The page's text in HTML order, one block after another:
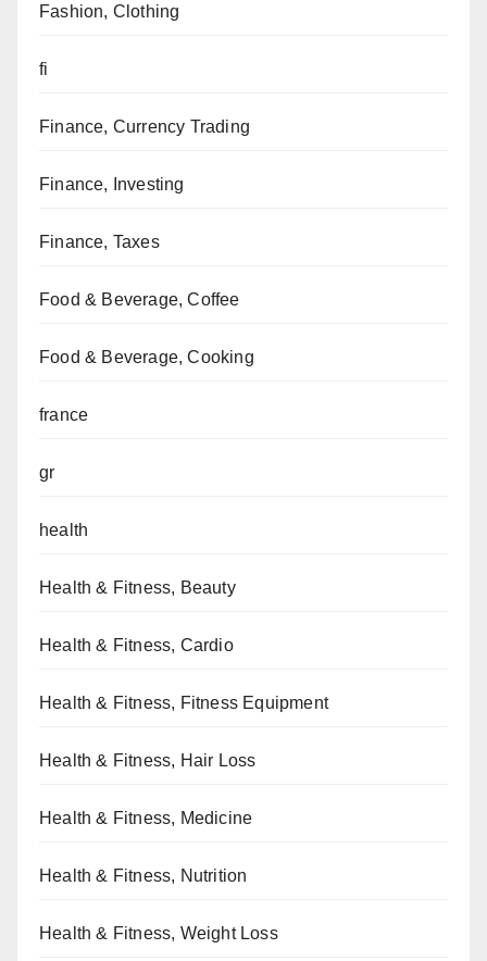
Fashion, Clothing
fi
Finance, Currency Trading
Finance, Investing
Finance, Taxes
Food & Beverage, Coffee
Food & Beverage, Cooking
france
gr
health
Health & Fitness, Beauty
Health & Fitness, Cardio
Health & Fitness, Fitness Equipment
Health & Fitness, Hair Loss
Health & Fitness, Medicine
Health & Fitness, Nutrition
Health & Fitness, Weight Loss